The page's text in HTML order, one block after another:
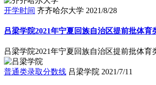
开学时间 齐齐哈尔大学 2021/8/28
吕梁学院2021年宁夏回族自治区提前批体育
吕梁学院2021年宁夏回族自治区提前批体育
普通类录取分数线 吕梁学院 2021/7/11